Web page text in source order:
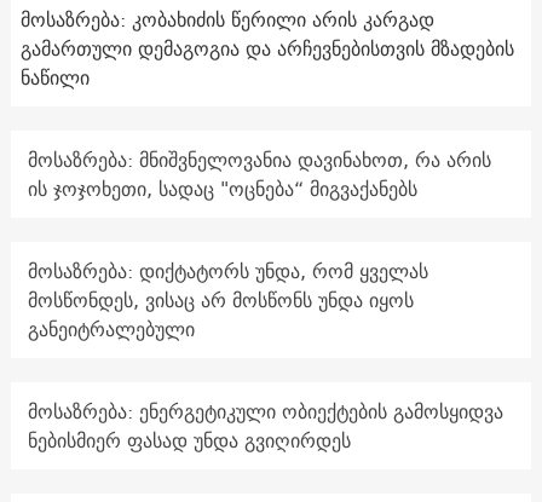
მოსაზრება: კობახიძის წერილი არის კარგად
გამართული დემაგოგია და არჩევნებისთვის მზადების
ნაწილი
მოსაზრება: მნიშვნელოვანია დავინახოთ, რა არის
ის ჯოჯოხეთი, სადაც "ოცნება“ მიგვაქანებს
მოსაზრება: დიქტატორს უნდა, რომ ყველას
მოსწონდეს, ვისაც არ მოსწონს უნდა იყოს
განეიტრალებული
მოსაზრება: ენერგეტიკული ობიექტების გამოსყიდვა
ნებისმიერ ფასად უნდა გვიღირდეს